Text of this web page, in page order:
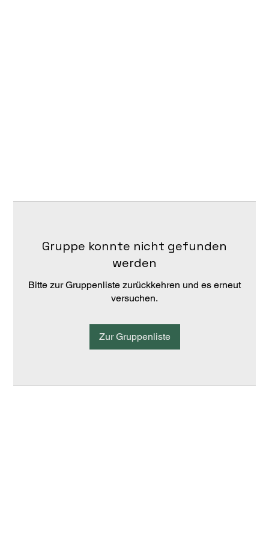
Gruppe konnte nicht gefunden
werden
Bitte zur Gruppenliste zurückkehren und es erneut
versuchen.
Zur Gruppenliste